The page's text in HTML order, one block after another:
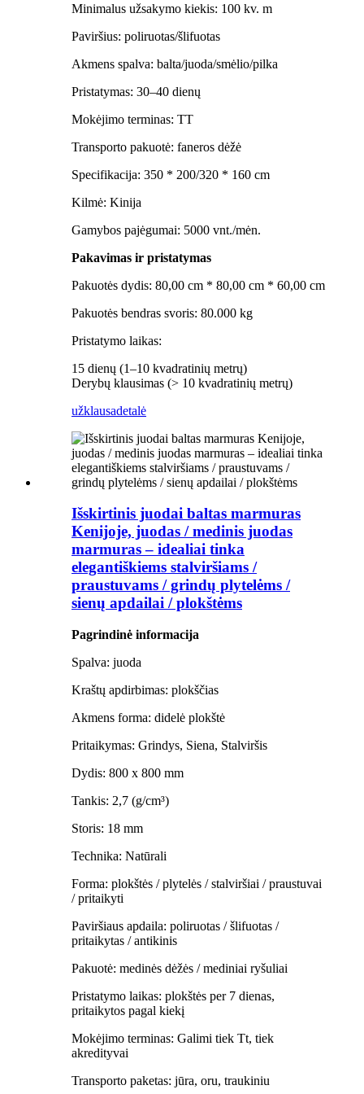
Minimalus užsakymo kiekis: 100 kv. m
Paviršius: poliruotas/šlifuotas
Akmens spalva: balta/juoda/smėlio/pilka
Pristatymas: 30–40 dienų
Mokėjimo terminas: TT
Transporto pakuotė: faneros dėžė
Specifikacija: 350 * 200/320 * 160 cm
Kilmė: Kinija
Gamybos pajėgumai: 5000 vnt./mėn.
Pakavimas ir pristatymas
Pakuotės dydis: 80,00 cm * 80,00 cm * 60,00 cm
Pakuotės bendras svoris: 80.000 kg
Pristatymo laikas:
15 dienų (1–10 kvadratinių metrų)
Derybų klausimas (> 10 kvadratinių metrų)
užklausadetalė
Išskirtinis juodai baltas marmuras
Kenijoje, juodas / medinis juodas
marmuras – idealiai tinka
elegantiškiems stalviršiams /
praustuvams / grindų plytelėms /
sienų apdailai / plokštėms
Pagrindinė informacija
Spalva: juoda
Kraštų apdirbimas: plokščias
Akmens forma: didelė plokštė
Pritaikymas: Grindys, Siena, Stalviršis
Dydis: 800 x 800 mm
Tankis: 2,7 (g/cm³)
Storis: 18 mm
Technika: Natūrali
Forma: plokštės / plytelės / stalviršiai / praustuvai
/ pritaikyti
Paviršiaus apdaila: poliruotas / šlifuotas /
pritaikytas / antikinis
Pakuotė: medinės dėžės / mediniai ryšuliai
Pristatymo laikas: plokštės per 7 dienas,
pritaikytos pagal kiekį
Mokėjimo terminas: Galimi tiek Tt, tiek
akredityvai
Transporto paketas: jūra, oru, traukiniu